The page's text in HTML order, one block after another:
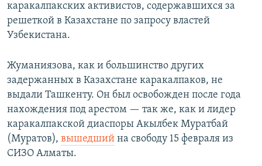
каракалпакских активистов, содержавшихся за
решеткой в Казахстане по запросу властей
Узбекистана.
Жуманиязова, как и большинство других
задержанных в Казахстане каракалпаков, не
выдали Ташкенту. Он был освобожден после года
нахождения под арестом — так же, как и лидер
каракалпакской диаспоры Акылбек Муратбай
(Муратов), вышедший на свободу 15 февраля из
СИЗО Алматы.